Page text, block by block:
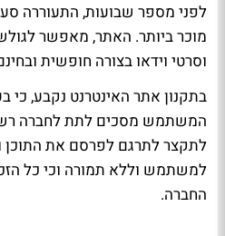
לפני מספר שבועות, התעוררה
מוכר ביותר. האתר, מאפשר
וסרטי וידאו בצורה חופשית
בתקנון אתר האינטרנט נקבע, כי
המשתמש מסכים לתת לחברה
לתקצר לתרגם לפרסם את התוכן
למשתמש וללא תמורה וכי כל
החברה.